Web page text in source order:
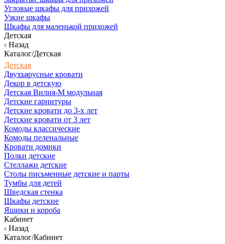
Угловые шкафы для прихожей
Узкие шкафы
Шкафы для маленькой прихожей
Детская
Назад
Каталог/Детская
Детская
Двухъярусные кровати
Декор в детскую
Детская Вилия-М модульная
Детские гарнитуры
Детские кровати до 3-х лет
Детские кровати от 3 лет
Комоды классические
Комоды пеленальные
Кровати домики
Полки детские
Стеллажи детские
Столы письменные детские и парты
Тумбы для детей
Шведская стенка
Шкафы детские
Ящики и короба
Кабинет
Назад
Каталог/Кабинет